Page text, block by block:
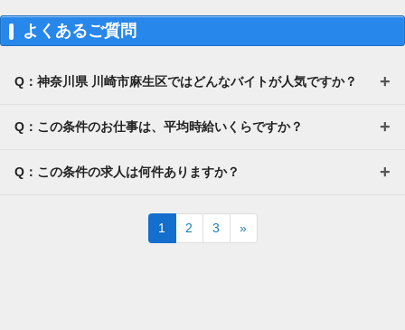
※交通費：別途全額支給
合あり（応相談）
よくあるご質問
Q：神奈川県 川崎市麻生区ではどんなバイトが人気ですか？
Q：この条件のお仕事は、平均時給いくらですか？
Q：この条件の求人は何件ありますか？
1 2 3 »Next